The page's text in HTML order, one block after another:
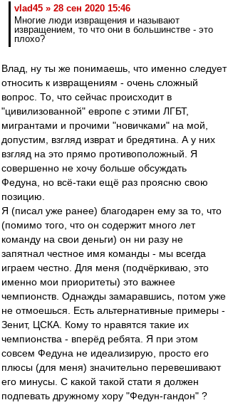
vlad45 » 28 сен 2020 15:46
Многие люди извращения и называют
извращением, то что они в большинстве - это
плохо?
Влад, ну ты же понимаешь, что именно следует
относить к извращениям - очень сложный
вопрос. То, что сейчас происходит в
"цивилизованной" европе с этими ЛГБТ,
мигрантами и прочими "новичками" на мой,
допустим, взгляд изврат и бредятина. А у них
взгляд на это прямо противоположный. Я
совершенно не хочу больше обсуждать
Федуна, но всё-таки ещё раз проясню свою
позицию.
Я (писал уже ранее) благодарен ему за то, что
(помимо того, что он содержит много лет
команду на свои деньги) он ни разу не
запятнал честное имя команды - мы всегда
играем честно. Для меня (подчёркиваю, это
именно мои приоритеты) это важнее
чемпионств. Однажды замаравшись, потом уже
не отмоешься. Есть альтернативные примеры -
Зенит, ЦСКА. Кому то нравятся такие их
чемпионства - вперёд ребята. Я при этом
совсем Федуна не идеализирую, просто его
плюсы (для меня) значительно перевешивают
его минусы. С какой такой стати я должен
подпевать дружному хору "Федун-гандон" ?